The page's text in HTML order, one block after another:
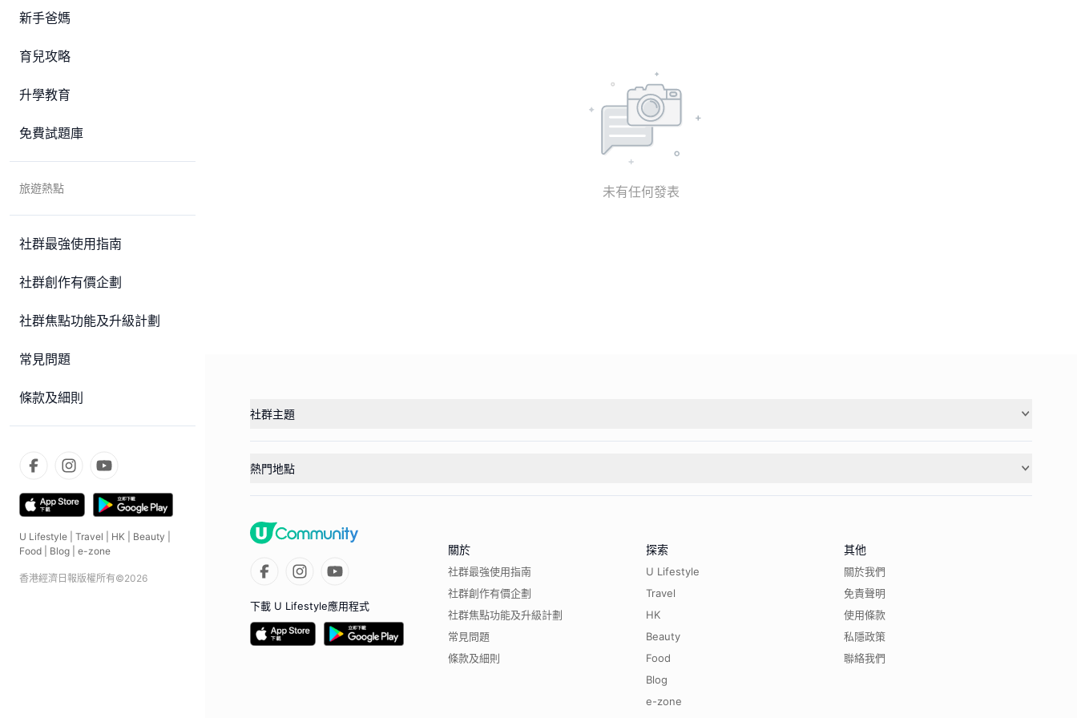
新手爸媽
育兒攻略
升學教育
免費試題庫
旅遊熱點
社群最強使用指南
社群創作有價企劃
社群焦點功能及升級計劃
常見問題
條款及細則
U Lifestyle Travel HK Beauty
Food
Blog e-zone
香港經濟日報版權所有©2026
未有任何發表
社群主題
熱門地點
下載 U Lifestyle應用程式
關於
社群最強使用指南
社群創作有價企劃
社群焦點功能及升級計劃
常見問題
條款及細則
探索
U Lifestyle
Travel
HK
Beauty
Food
Blog
e-zone
其他
關於我們
免責聲明
使用條款
私隱政策
聯絡我們